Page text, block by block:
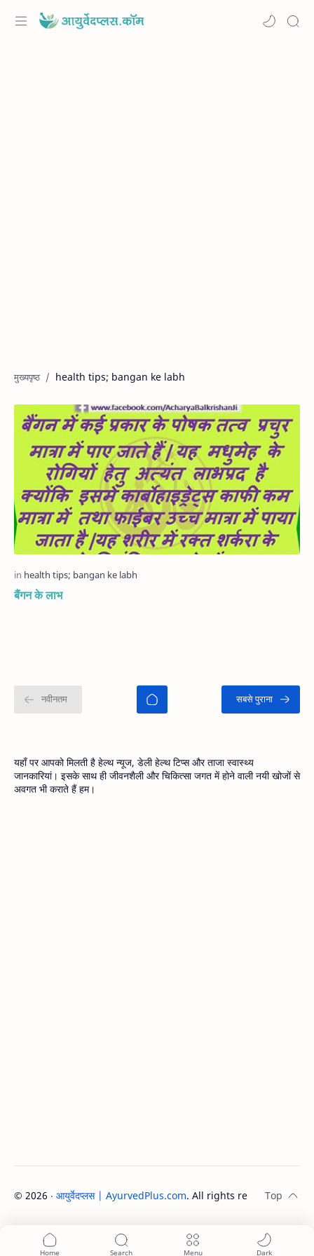
health tips; bangan ke labh
बैंगन के लाभ
यहाँ पर आपको मिलती है हेल्थ न्यूज, डेली हेल्थ टिप्स और ताजा स्वास्थ्य
जानकारियां। इसके साथ ही जीवनशैली और चिकित्सा जगत में होने वाली नयी खोजों से
अवगत भी कराते हैं हम।
© 2026 ‧ आयुर्वेदप्लस | AyurvedPlus.com. All rights reserved.